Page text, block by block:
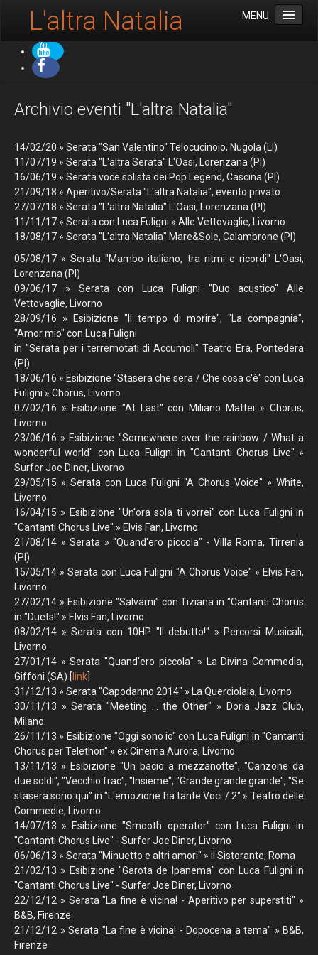
L'altra Natalia MENU
Benvenuti
Archivio
Archivio eventi "L'altra Natalia"
14/02/20 » Serata "San Valentino" Telocucinoio, Nugola (LI)
11/07/19 » Serata "L'altra Serata" L'Oasi, Lorenzana (PI)
16/06/19 » Serata voce solista dei Pop Legend, Cascina (PI)
21/09/18 » Aperitivo/Serata "L'altra Natalia", evento privato
27/07/18 » Serata "L'altra Natalia" L'Oasi, Lorenzana (PI)
11/11/17 » Serata con Luca Fuligni » Alle Vettovaglie, Livorno
18/08/17 » Serata "L'altra Natalia" Mare&Sole, Calambrone (PI)
05/08/17 » Serata "Mambo italiano, tra ritmi e ricordi" L'Oasi,
Lorenzana (PI)
09/06/17 » Serata con Luca Fuligni "Duo acustico" Alle
Vettovaglie, Livorno
28/09/16 » Esibizione "Il tempo di morire", "La compagnia",
"Amor mio" con Luca Fuligni
in "Serata per i terremotati di Accumoli" Teatro Era, Pontedera
(PI)
18/06/16 » Esibizione "Stasera che sera / Che cosa c'è" con Luca
Fuligni » Chorus, Livorno
07/02/16 » Esibizione "At Last" con Miliano Mattei » Chorus,
Livorno
23/06/16 » Esibizione "Somewhere over the rainbow / What a
wonderful world" con Luca Fuligni in "Cantanti Chorus Live" »
Surfer Joe Diner, Livorno
29/05/15 » Serata con Luca Fuligni "A Chorus Voice" » White,
Livorno
16/04/15 » Esibizione "Un'ora sola ti vorrei" con Luca Fuligni in
"Cantanti Chorus Live" » Elvis Fan, Livorno
21/08/14 » Serata » "Quand'ero piccola" - Villa Roma, Tirrenia
(PI)
15/05/14 » Serata con Luca Fuligni "A Chorus Voice" » Elvis Fan,
Livorno
27/02/14 » Esibizione "Salvami" con Tiziana in "Cantanti Chorus
in "Duets!" » Elvis Fan, Livorno
08/02/14 » Serata con 10HP "Il debutto!" » Percorsi Musicali,
Livorno
27/01/14 » Serata "Quand'ero piccola" » La Divina Commedia,
Giffoni (SA) [ link
31/12/13 » Serata "Capodanno 2014" » La Querciolaia, Livorno
30/11/13 » Serata "Meeting ... the Other" » Doria Jazz Club,
Milano
26/11/13 » Esibizione "Oggi sono io" con Luca Fuligni in "Cantanti
Chorus per Telethon" » ex Cinema Aurora, Livorno
13/11/13 » Esibizione "Un bacio a mezzanotte", "Canzone da
due soldi", "Vecchio frac", "Insieme", "Grande grande grande", "Se
stasera sono qui" in "L'emozione ha tante Voci / 2" » Teatro delle
Commedie, Livorno
14/07/13 » Esibizione "Smooth operator" con Luca Fuligni in
"Cantanti Chorus Live" - Surfer Joe Diner, Livorno
06/06/13 » Serata "Minuetto e altri amori" » il Sistorante, Roma
21/02/13 » Esibizione "Garota de Ipanema" con Luca Fuligni in
"Cantanti Chorus Live" - Surfer Joe Diner, Livorno
22/12/12 » Serata "La fine è vicina! - Aperitivo per superstiti" »
B&B, Firenze
21/12/12 » Serata "La fine è vicina! - Dopocena a tema" » B&B,
Firenze